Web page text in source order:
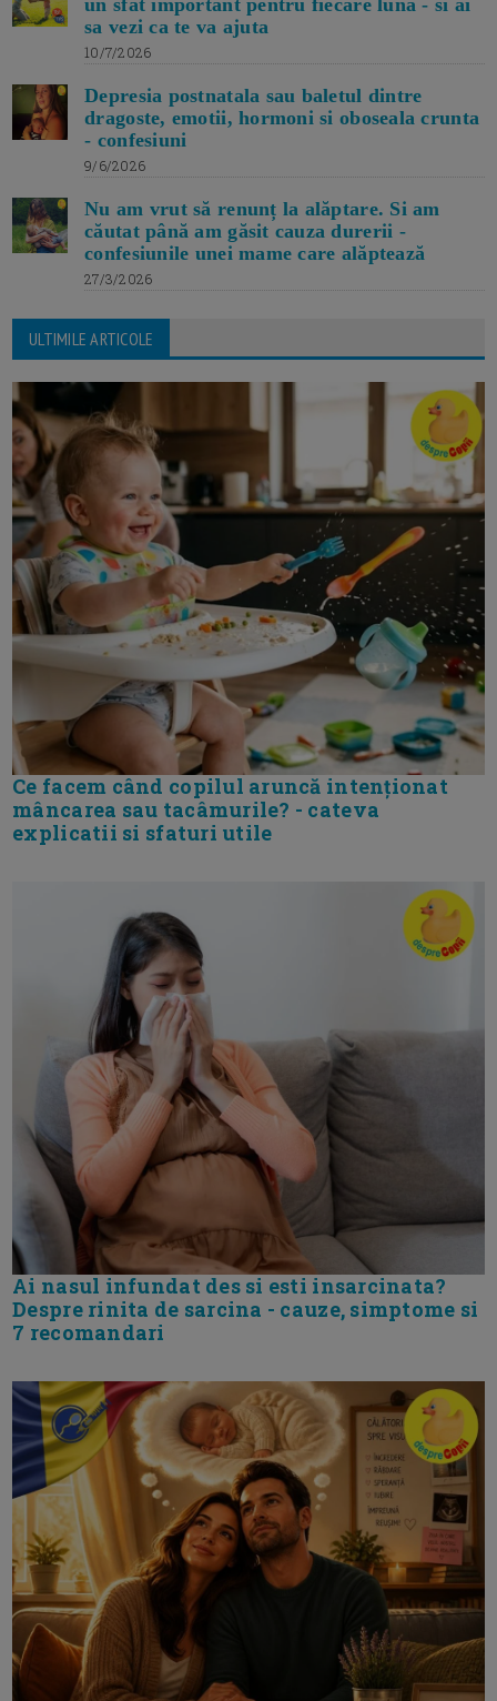
un sfat important pentru fiecare luna - si ai
sa vezi ca te va ajuta
10/7/2026
Depresia postnatala sau baletul dintre
dragoste, emotii, hormoni si oboseala crunta
- confesiuni
9/6/2026
Nu am vrut să renunț la alăptare. Si am
căutat până am găsit cauza durerii -
confesiunile unei mame care alăptează
27/3/2026
ULTIMILE ARTICOLE
Ce facem când copilul aruncă intenționat
mâncarea sau tacâmurile? - cateva
explicatii si sfaturi utile
Ai nasul infundat des si esti insarcinata?
Despre rinita de sarcina - cauze, simptome si
7 recomandari